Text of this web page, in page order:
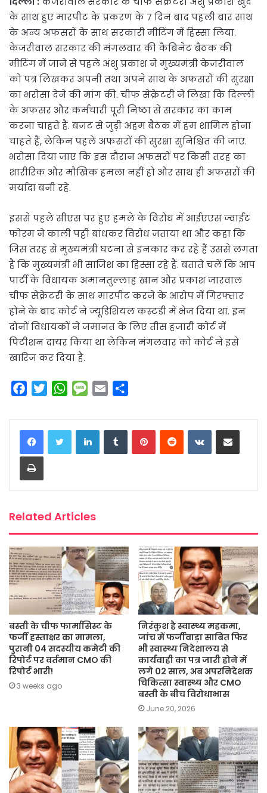
के साथ हुए मारपीट के प्रकरण के 7 दिन बाद पहली बार साथ
के अन्य अफसरों के साथ सरकारी मीटिंग में हिस्सा लिया.
केजरीवाल सरकार की मंगलवार की कैबिनेट बैठक की
मीटिंग में जाने से पहले अंशु प्रकाश ने मुख्यमंत्री केजरीवाल
को पत्र लिखकर अपनी तथा अपने साथ के अफसरों की सुरक्षा
का भरोसा देने की मांग की. चीफ सेक्रेटरी ने लिखा कि दिल्ली
के अफसर और कर्मचारी पूरी निष्ठा से सरकार का काम
करना चाहते हैं. बजट से जुड़ी अहम बैठक में हम शामिल होना
चाहते हैं, लेकिन पहले अफसरों की सुरक्षा सुनिश्चित की जाए.
भरोसा दिया जाए कि इस दौरान अफसरों पर किसी तरह का
शारीरिक और मौखिक हमला नहीं हो और साथ ही अफसरों की
मर्यादा बनी रहे.
इससे पहले सीएस पर हुए हमले के विरोध में आईएएस ज्वाईंट
फोरम ने काली पट्टी बांधकर विरोध जताया था और कहा कि
जिस तरह से मुख्यमंत्री घटना से इनकार कर रहे हैं उससे लगता
है कि मुख्यमंत्री भी साजिश का हिस्सा रहे हैं. बताते चलें कि आप
पार्टी के विधायक अमानतुल्लाह खान और प्रकाश जारवाल
चीफ सेक्रेटरी के साथ मारपीट करने के आरोप में गिरफ्तार
होने के बाद कोर्ट ने ज्यूडिशियल कस्टडी में भेज दिया था. इन
दोनों विधायकों ने जमानत के लिए तीस हजारी कोर्ट में
पिटीशन दायर किया था लेकिन मंगलवार को कोर्ट ने इसे
खारिज कर दिया है.
c
e
b
o
o
i
t
t
W
a
t
s
M
s
s
a
a
i
a
r
e
LinkedInTumblrPinterestReddit VKontakteShare via Email
Print
Related Articles
बस्ती के चीफ फार्मासिस्ट के
फर्जी हस्ताक्षर का मामला,
पुरानी 04 सदस्यीय कमेटी की
रिपोर्ट पर वर्तमान CMO की
रिपोर्ट भारी!
3 weeks ago
निरंकुश है स्वास्थ्य महकमा,
जांच में फर्जीवाड़ा साबित फिर
भी स्वास्थ्य निदेशालय से
कार्यवाही का पत्र जारी होने में
लगे 02 साल, अब अपरनिदेशक
चिकित्सा स्वास्थ्य और CMO
बस्ती के बीच विरोधाभास
June 20, 2026